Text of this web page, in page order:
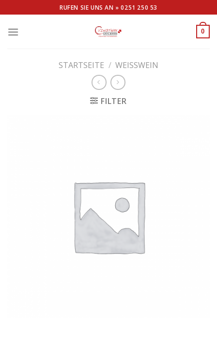
to
content
RUFEN SIE UNS AN »0251 250 53
0
STARTSEITE / WEISSWEIN
FILTER